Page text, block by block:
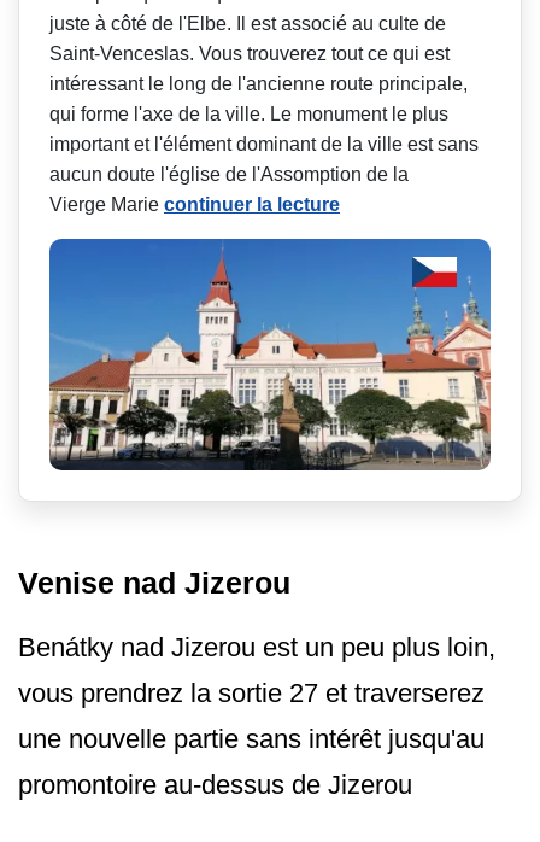
juste à côté de l'Elbe. Il est associé au culte de
Saint-Venceslas. Vous trouverez tout ce qui est
intéressant le long de l'ancienne route principale,
qui forme l'axe de la ville. Le monument le plus
important et l'élément dominant de la ville est sans
aucun doute l'église de l'Assomption de la
Vierge Marie continuer la lecture
Venise nad Jizerou
Benátky nad Jizerou est un peu plus loin,
vous prendrez la sortie 27 et traverserez
une nouvelle partie sans intérêt jusqu'au
promontoire au-dessus de Jizerou